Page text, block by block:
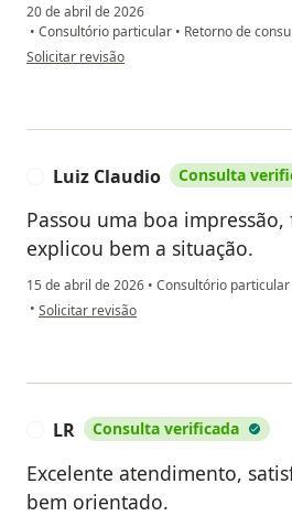
20 de abril de 2026
• Consultório particular • Retorno de
na opinião do utilizador PC
Solicitar revisão
Luiz Claudio Consulta
Passou uma boa
explicou bem a situação.
15 de abril de 2026 • Consultório particular
• na opinião do utilizador Luiz Claudio
Solicitar revisão
LR Consulta verificada
Excelente atendimento,
bem orientado.